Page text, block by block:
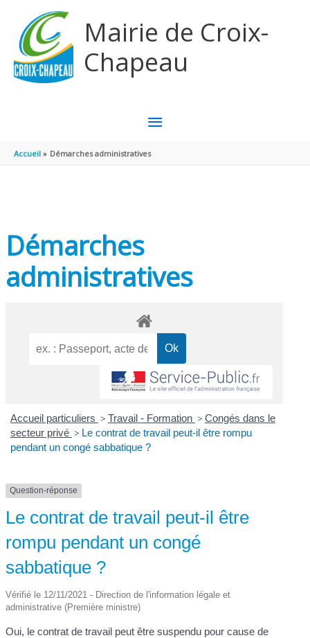
Mairie de Croix-
Chapeau
MENU
PRINCIPAL
Accueil Démarches administratives
Démarches
administratives
Accueil particuliers > Travail - Formation > Congés dans le
secteur privé > Le contrat de travail peut-il être rompu
pendant un congé sabbatique ?
Question-réponse
Le contrat de travail peut-il être
rompu pendant un congé
sabbatique ?
Vérifié le 12/11/2021 - Direction de l'information légale et
administrative (Première ministre)
Oui, le contrat de travail peut être suspendu pour cause de